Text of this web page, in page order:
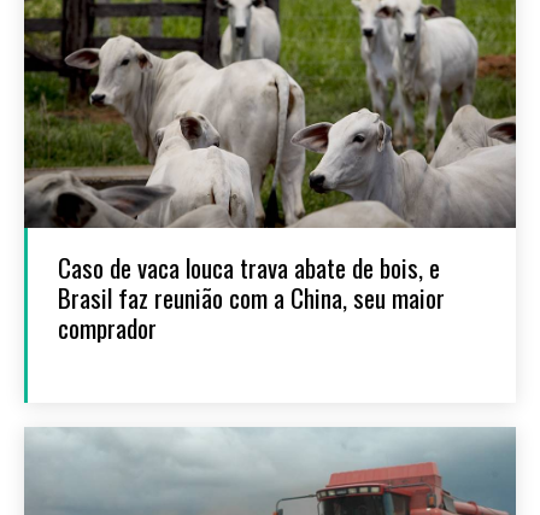
Caso de vaca louca trava abate de bois, e
Brasil faz reunião com a China, seu maior
comprador